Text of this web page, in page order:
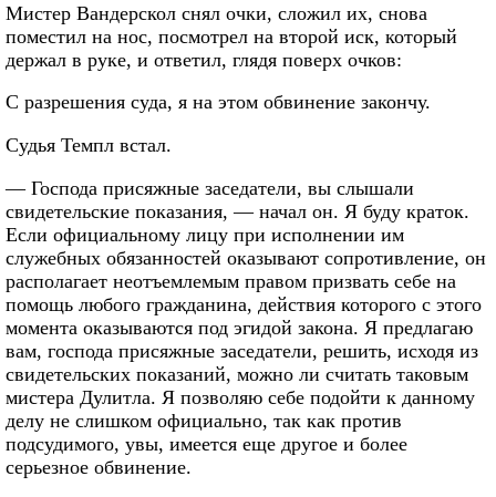
Мистер Вандерскол снял очки, сложил их, снова
поместил на нос, посмотрел на второй иск, который
держал в руке, и ответил, глядя поверх очков:
С разрешения суда, я на этом обвинение закончу.
Судья Темпл встал.
— Господа присяжные заседатели, вы слышали
свидетельские показания, — начал он. Я буду краток.
Если официальному лицу при исполнении им
служебных обязанностей оказывают сопротивление, он
располагает неотъемлемым правом призвать себе на
помощь любого гражданина, действия которого с этого
момента оказываются под эгидой закона. Я предлагаю
вам, господа присяжные заседатели, решить, исходя из
свидетельских показаний, можно ли считать таковым
мистера Дулитла. Я позволяю себе подойти к данному
делу не слишком официально, так как против
подсудимого, увы, имеется еще другое и более
серьезное обвинение.